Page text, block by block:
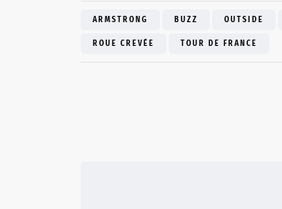
ARMSTRONG BUZZ OUTSIDE
ROUE CREVÉE TOUR DE FRANCE